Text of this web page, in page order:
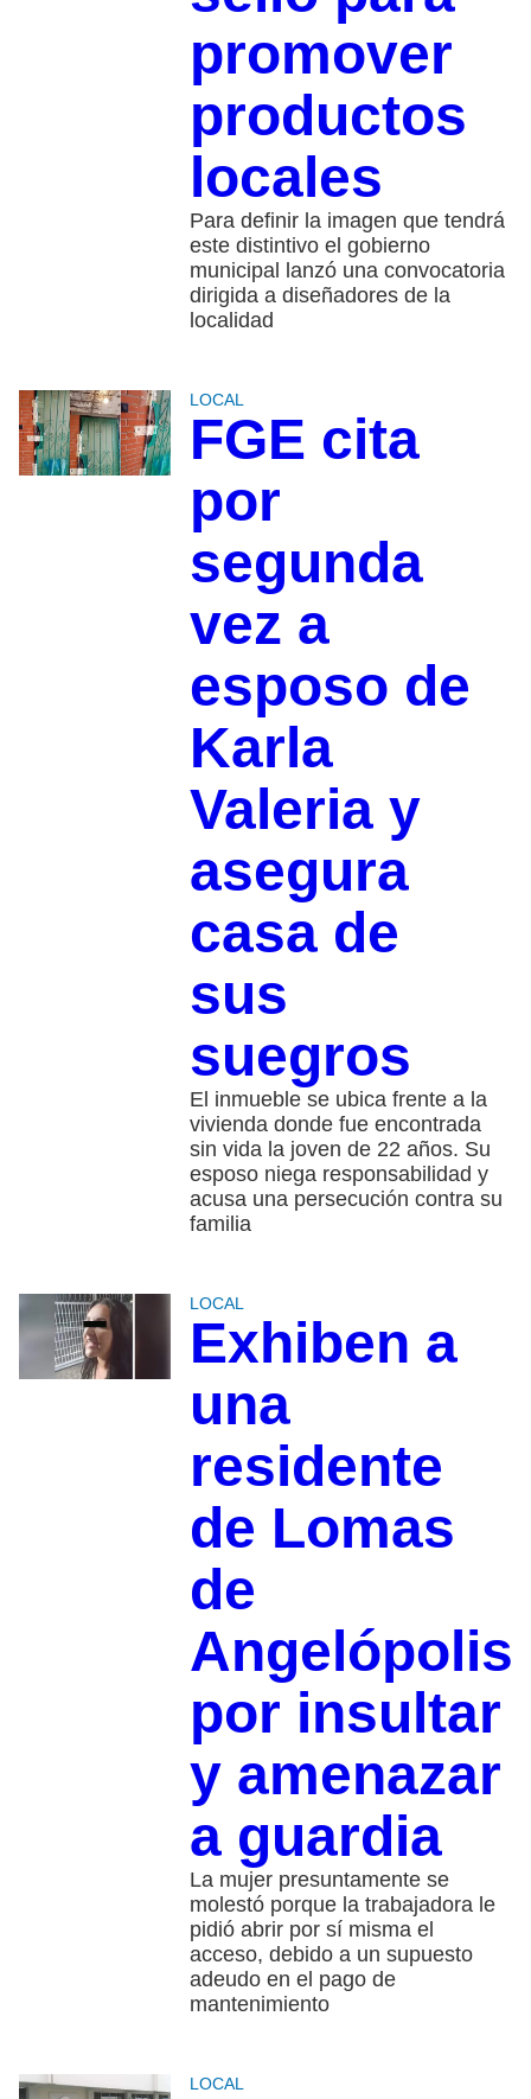
promover
productos
locales
Para definir la imagen que tendrá
este distintivo el gobierno
municipal lanzó una convocatoria
dirigida a diseñadores de la
localidad
LOCAL
FGE cita
por
segunda
vez a
esposo de
Karla
Valeria y
asegura
casa de
sus
suegros
El inmueble se ubica frente a la
vivienda donde fue encontrada
sin vida la joven de 22 años. Su
esposo niega responsabilidad y
acusa una persecución contra su
familia
LOCAL
Exhiben a
una
residente
de Lomas
de
Angelópolis
por insultar
y amenazar
a guardia
La mujer presuntamente se
molestó porque la trabajadora le
pidió abrir por sí misma el
acceso, debido a un supuesto
adeudo en el pago de
mantenimiento
LOCAL